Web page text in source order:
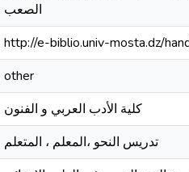
الصعب
http://e-biblio.univ-mosta.dz/
other
كلية الأدب العربي و الفنون
تدريس النحو ،المعلم ، المتعلم